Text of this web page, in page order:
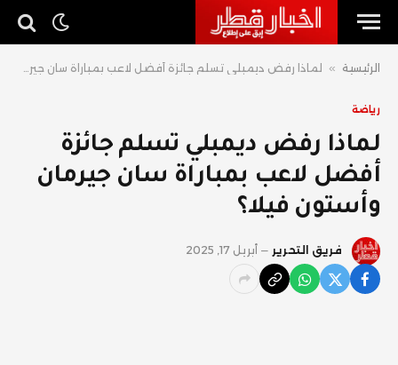
الرئيسية » لماذا رفض ديمبلي تسلم جائزة أفضل لاعب بمباراة سان جيرمان وأستون فيلا؟
رياضة
لماذا رفض ديمبلي تسلم جائزة
أفضل لاعب بمباراة سان جيرمان
وأستون فيلا؟
فريق التحرير أبريل 17, 2025